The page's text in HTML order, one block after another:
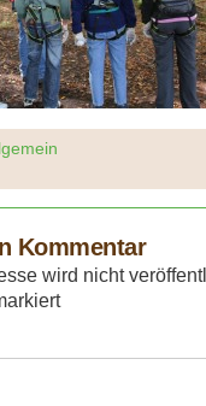
Kommentar
wird nicht